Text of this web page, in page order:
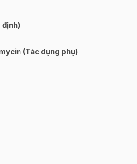
(Tác dụng phụ)